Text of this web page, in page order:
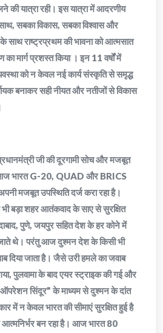
की यात्रा रही। इस यात्रा में आदरणीय
सबका विकास, सबका विश्वास और
राष्ट्रप्रथम की भावना को आत्मसात
का मार्ग प्रशस्त किया । इन 11 वर्षों में
को न केवल नई कार्य संस्कृति से समृद्ध
बनाकर सही नीयत और नतीजों से विकास
जी की दूरगामी सोच और मजबूत
आज भारत G-20, QUAD और BRICS
मजबूत उपस्थिति दर्ज करा रहा है।
बड़ा शहर आतंकवाद के साए से सुरक्षित
पुणे, जयपुर सहित देश के हर कोने में
थे। परंतु आज दुश्मन देश के किसी भी
दिया जाता है। जैसे उरी हमले का जवाब
पुलवामा के बाद एयर स्ट्राइक की गई और
सिंदूर” के माध्यम से दुश्मन के दांत
में न केवल भारत की सीमाएं सुरक्षित हुई है
आत्मनिर्भर बन रहा है। आज भारत 80